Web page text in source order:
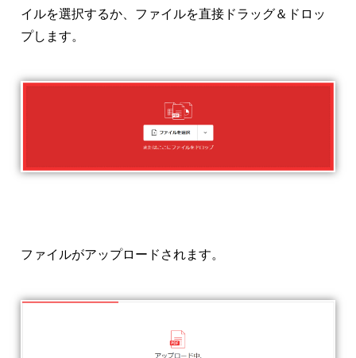
イルを選択するか、ファイルを直接ドラッグ＆ドロッ
プします。
ファイルがアップロードされます。